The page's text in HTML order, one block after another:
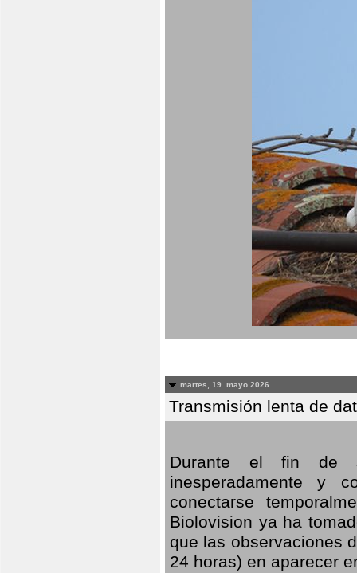
martes, 19. mayo 2026
Transmisión lenta de
Durante el fin de
inesperadamente y
conectarse
Biolovision ya ha
que las observaciones
24 horas) en aparecer